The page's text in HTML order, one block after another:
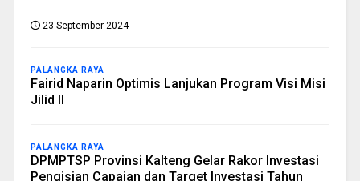
23 September 2024
PALANGKA RAYA
Fairid Naparin Optimis Lanjukan Program Visi Misi
Jilid II
PALANGKA RAYA
DPMPTSP Provinsi Kalteng Gelar Rakor Investasi
Pengisian Capaian dan Target Investasi Tahun